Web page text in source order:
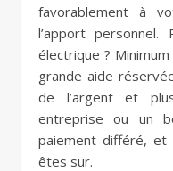
favorablement à
l’apport
électrique ?
grande aide
de l’argent et
entreprise ou un
paiement différé, et
êtes sur.